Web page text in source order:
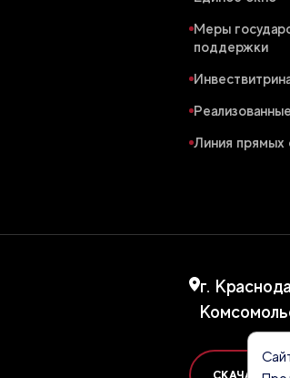
Меры
поддержки
Линия прямых
г.
СКАЧАТЬ